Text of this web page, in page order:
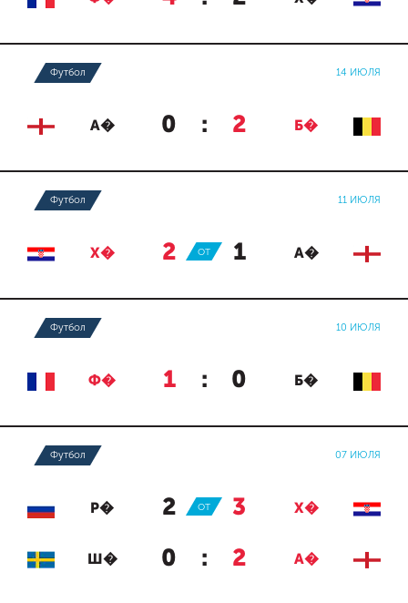
Футбол 14 ИЮЛЯ
А� 0 : 2 Б�
Футбол 11 ИЮЛЯ
Х� 2 : 1 А�
ОТ
Футбол 10 ИЮЛЯ
Ф� 1 : 0 Б�
Футбол 07 ИЮЛЯ
Р� 2 : 3 Х�
ОТ
Ш� 0 : 2 А�